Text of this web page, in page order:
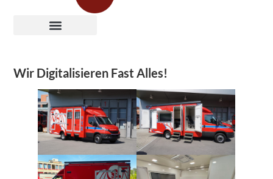
Wir Digitalisieren Fast Alles!